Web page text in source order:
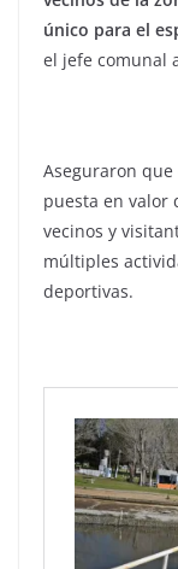
único para el
el jefe comunal
Aseguraron
puesta en valor
vecinos y
múltiples
deportivas.